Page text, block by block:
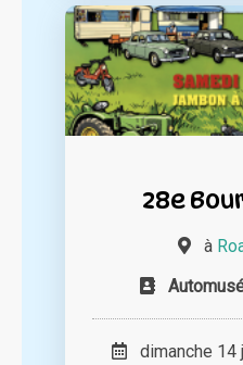
28e
à
dimanche 14